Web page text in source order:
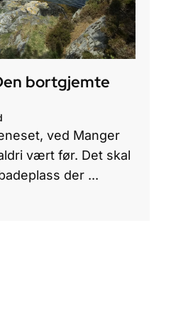
bortgjemte
ved Manger
vært før. Det skal
der ...